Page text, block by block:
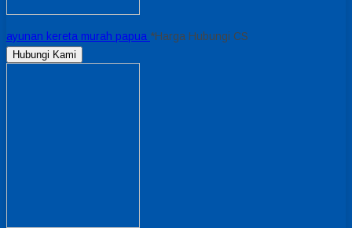
ayunan kereta murah papua *Harga Hubungi CS
Hubungi Kami